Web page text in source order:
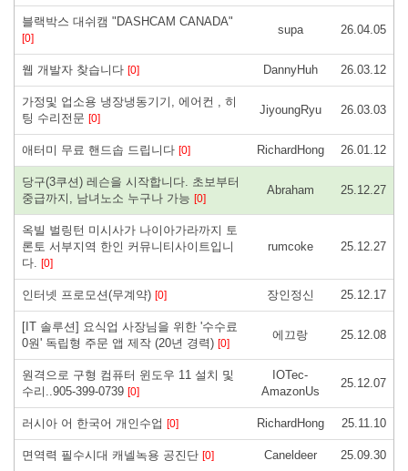
블랙박스 대쉬캠 "DASHCAM CANADA"
[0]
supa 26.04.05
웹 개발자 찾습니다 [0] DannyHuh 26.03.12
가정및 업소용 냉장냉동기기, 에어컨 , 히
팅 수리전문 [0]
JiyoungRyu 26.03.03
애터미 무료 핸드솝 드립니다 [0] RichardHong 26.01.12
당구(3쿠션) 레슨을 시작합니다. 초보부터
중급까지, 남녀노소 누구나 가능 [0]
Abraham 25.12.27
옥빌 벌링턴 미시사가 나이아가라까지 토
론토 서부지역 한인 커뮤니티사이트입니
다. [0]
rumcoke 25.12.27
인터넷 프로모션(무계약) [0] 장인정신 25.12.17
[IT 솔루션] 요식업 사장님을 위한 '수수료
0원' 독립형 주문 앱 제작 (20년 경력) [0]
에끄랑 25.12.08
원격으로 구형 컴퓨터 윈도우 11 설치 및
수리..905-399-0739 [0]
IOTec-
AmazonUs
25.12.07
러시아 어 한국어 개인수업 [0] RichardHong 25.11.10
면역력 필수시대 캐넬녹용 공진단 [0] Caneldeer 25.09.30